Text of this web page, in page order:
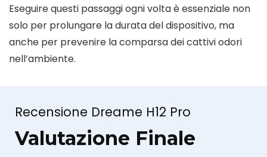
Eseguire questi passaggi ogni volta è essenziale non
solo per prolungare la durata del dispositivo, ma
anche per prevenire la comparsa dei cattivi odori
nell’ambiente.
Recensione Dreame H12 Pro
Valutazione Finale